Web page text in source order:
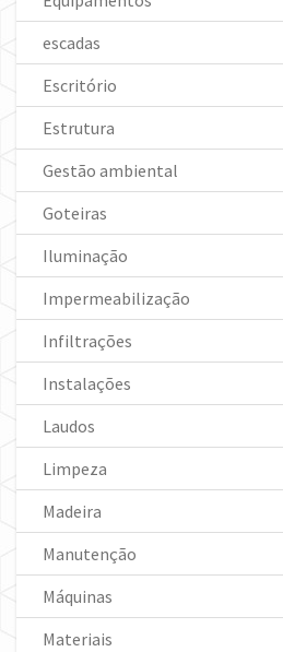
escadas
Escritório
Estrutura
Gestão ambiental
Goteiras
Iluminação
Impermeabilização
Infiltrações
Instalações
Laudos
Limpeza
Madeira
Manutenção
Máquinas
Materiais